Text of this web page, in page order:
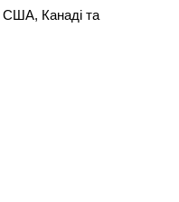
США, Канаді та